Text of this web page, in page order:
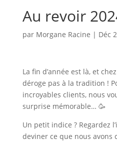
Au revoir
par Morgane Racine | Déc
La fin d’année est là, et
déroge pas à la tradition !
incroyables clients, nous
surprise mémorable… 🥳
Un petit indice ? Regardez
deviner ce que nous avons